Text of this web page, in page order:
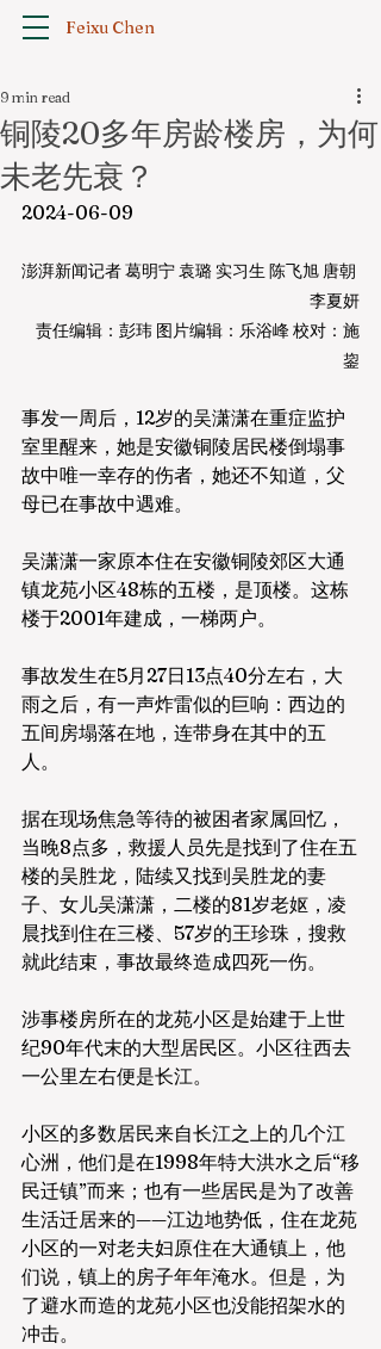
Feixu Chen
铜陵20多年房龄楼房，为何
未老先衰？
9 min read
2024-06-09
澎湃新闻记者 葛明宁 袁璐 实习生 陈飞旭 唐朝
李夏妍
责任编辑：彭玮 图片编辑：乐浴峰 校对：施
鋆
事发一周后，12岁的吴潇潇在重症监护
室里醒来，她是安徽铜陵居民楼倒塌事
故中唯一幸存的伤者，她还不知道，父
母已在事故中遇难。
吴潇潇一家原本住在安徽铜陵郊区大通
镇龙苑小区48栋的五楼，是顶楼。这栋
楼于2001年建成，一梯两户。
事故发生在5月27日13点40分左右，大
雨之后，有一声炸雷似的巨响：西边的
五间房塌落在地，连带身在其中的五
人。
据在现场焦急等待的被困者家属回忆，
当晚8点多，救援人员先是找到了住在五
楼的吴胜龙，陆续又找到吴胜龙的妻
子、女儿吴潇潇，二楼的81岁老妪，凌
晨找到住在三楼、57岁的王珍珠，搜救
就此结束，事故最终造成四死一伤。
涉事楼房所在的龙苑小区是始建于上世
纪90年代末的大型居民区。小区往西去
一公里左右便是长江。
小区的多数居民来自长江之上的几个江
心洲，他们是在1998年特大洪水之后“移
民迁镇”而来；也有一些居民是为了改善
生活迁居来的——江边地势低，住在龙苑
小区的一对老夫妇原住在大通镇上，他
们说，镇上的房子年年淹水。但是，为
了避水而造的龙苑小区也没能招架水的
冲击。